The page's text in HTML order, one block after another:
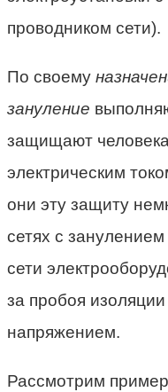
проводником сети).
По своему
зануление
защищают
электрическим
они эту защиту
сетях с
сети
за пробоя
напряжением.
Рассмотрим